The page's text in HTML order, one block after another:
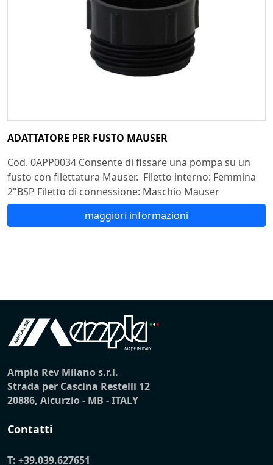
ADATTATORE PER FUSTO MAUSER
Cod. 0APP0034 Consente di fissare una pompa su un
fusto con filettatura Mauser. Filetto interno: Femmina
2"BSP Filetto di connessione: Maschio Mauser
maggiori informazioni
Ampla Rev Milano s.r.l.
Strada per Cascina Restelli 12
20886, Aicurzio - MB - ITALY
Contatti
T: +39.039.627651